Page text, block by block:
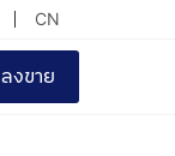
CN
ลงขาย